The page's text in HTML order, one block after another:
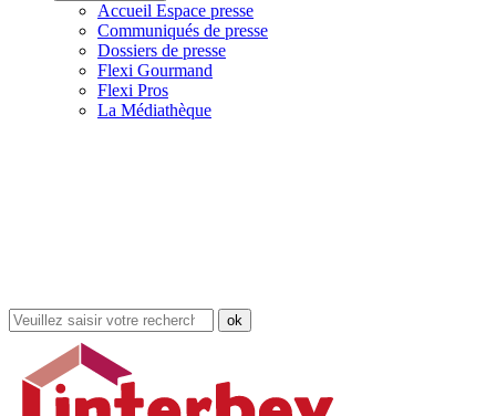
Accueil Espace presse
Communiqués de presse
Dossiers de presse
Flexi Gourmand
Flexi Pros
La Médiathèque
Rechercher
dans
site